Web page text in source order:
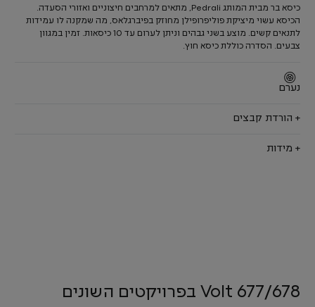
כיסא בר מבית המותג Pedrali, מתאים למרחבים חיצוניים ואזורי הסעדה.
הכיסא עשוי מיציקת פוליפרופילן מחוזק בפיברגלאס, מה שמקנה לו עמידות
לתנאים קשים. מוצע בשני גבהים וניתן לערום עד 10 כיסאות. זמין במגוון
צבעים. הסדרה כוללת כיסא חוץ.
נערם
+ הורדת קבצים
+ מידות
Volt 677/678 בפרויקטים השונים